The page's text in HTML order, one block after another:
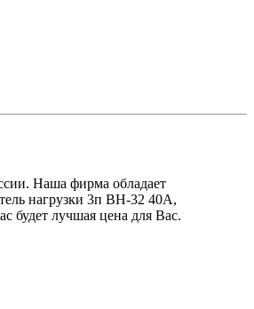
Наша фирма обладает
нагрузки 3п ВН-32 40А,
будет лучшая цена для Вас.